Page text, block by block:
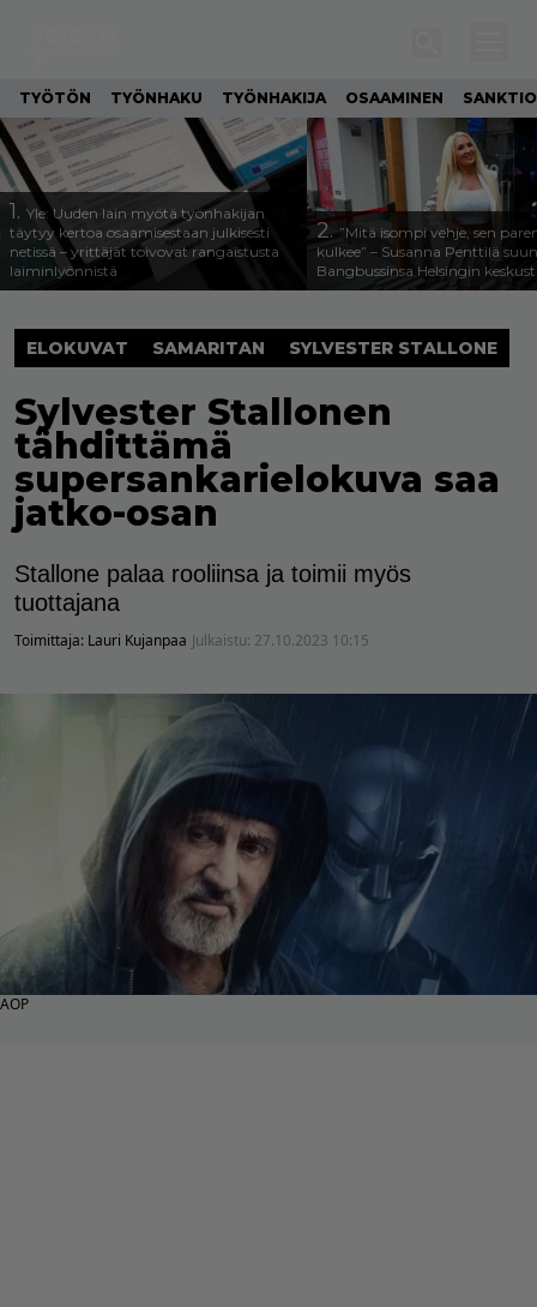
TYÖTÖN TYÖNHAKU TYÖNHAKIJA OSAAMINEN SANKTIO
1. Yle: Uuden lain myötä työnhakijan
täytyy kertoa osaamisestaan julkisesti
netissä – yrittäjät toivovat rangaistusta
laiminlyönnistä
2. ”Mitä isompi vehje, sen
kulkee” – Susanna Penttilä
Bangbussinsa Helsingin
ELOKUVAT SAMARITAN SYLVESTER STALLONE
Sylvester Stallonen
tähdittämä
supersankarielokuva saa
jatko-osan
Stallone palaa rooliinsa ja toimii myös
tuottajana
Toimittaja: Lauri Kujanpaa Julkaistu: 27.10.2023 10:15
AOP